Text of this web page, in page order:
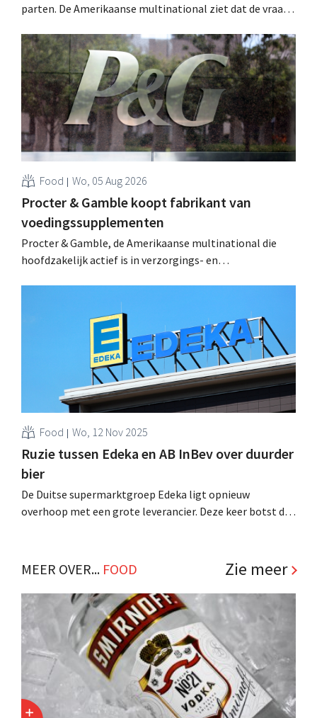
parten. De Amerikaanse multinational ziet dat de vraag
eerst lopen de verkopen achter op de verwachtingen. .
Food Wo, 05 Aug 2026
Procter & Gamble koopt fabrikant van
voedingssupplementen
Procter & Gamble, de Amerikaanse multinational die
hoofdzakelijk actief is in verzorgings- en
Food Wo, 12 Nov 2025
Ruzie tussen Edeka en AB InBev over duurder
bier
De Duitse supermarktgroep Edeka ligt opnieuw
overhoop met een grote leverancier. Deze keer botst de
MEER OVER... FOOD Zie meer